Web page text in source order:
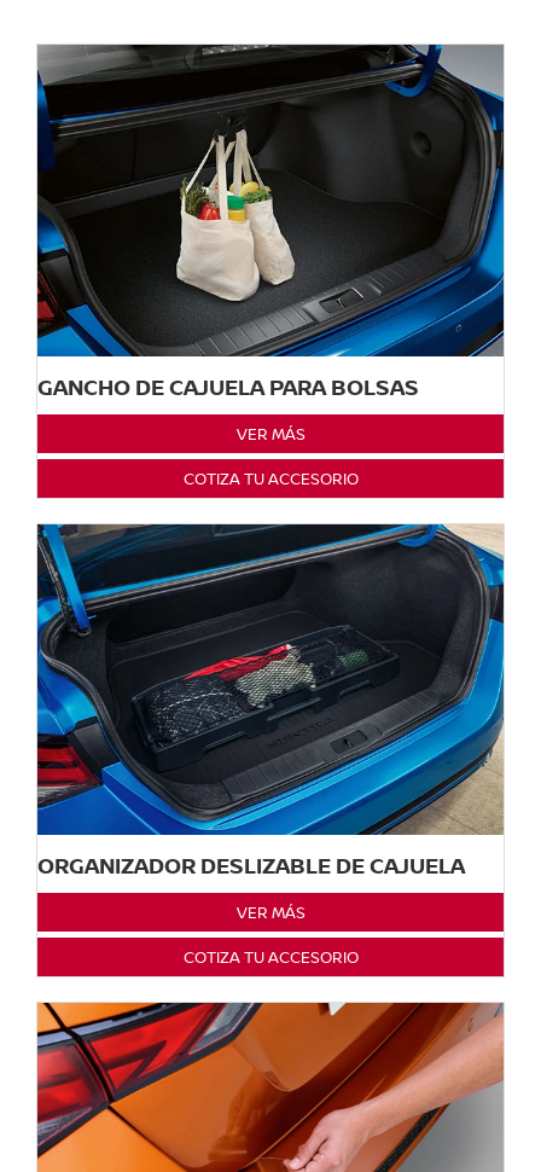
GANCHO DE CAJUELA PARA BOLSAS
VER MÁS
COTIZA TU ACCESORIO
ORGANIZADOR DESLIZABLE DE CAJUELA
VER MÁS
COTIZA TU ACCESORIO